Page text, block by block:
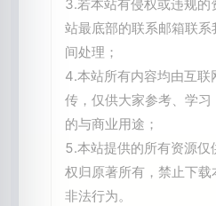
3.若本站有侵权或违规的
站最底部的联系邮箱联
间处理；
4.本站所有内容均由互联
传，仅供大家参考、学习
的与商业用途；
5.本站提供的所有资源仅
权归原著所有，禁止下
非法行为。